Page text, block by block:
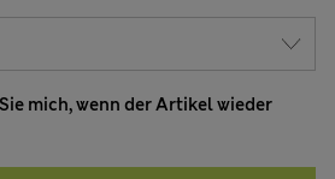
mich, wenn der Artikel wieder